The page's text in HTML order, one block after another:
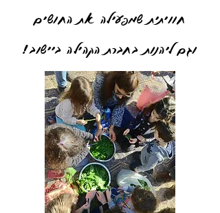
חוויתית שמפעילה את החושים
וגם ליהנות בחברת הקהילה ביישוב!